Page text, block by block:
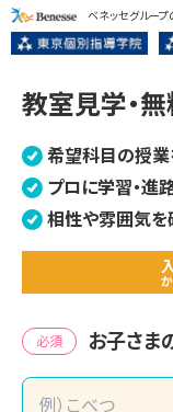
ベネッセグルー
教室見学・
希望科目の授
プロに学習・進
相性や雰囲気を
必須 お子さま